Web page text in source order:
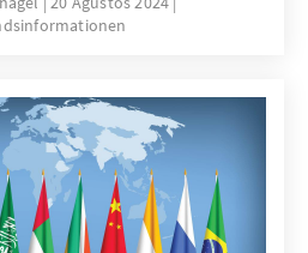
verhindern
Freihandels?